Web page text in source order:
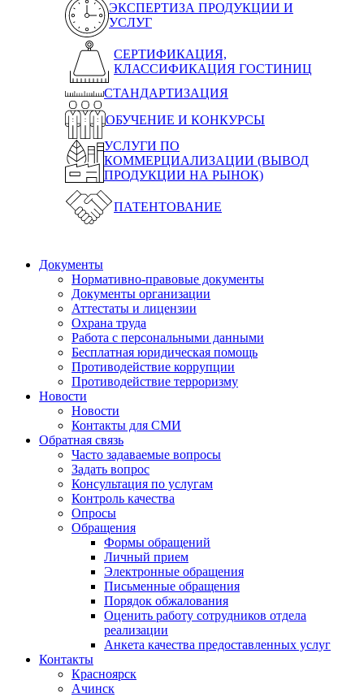
ЭКСПЕРТИЗА ПРОДУКЦИИ И
УСЛУГ
СЕРТИФИКАЦИЯ,
КЛАССИФИКАЦИЯ ГОСТИНИЦ
СТАНДАРТИЗАЦИЯ
ОБУЧЕНИЕ И КОНКУРСЫ
УСЛУГИ ПО
КОММЕРЦИАЛИЗАЦИИ (ВЫВОД
ПРОДУКЦИИ НА РЫНОК)
ПАТЕНТОВАНИЕ
Документы
Нормативно-правовые документы
Документы организации
Аттестаты и лицензии
Охрана труда
Работа с персональными данными
Бесплатная юридическая помощь
Противодействие коррупции
Противодействие терроризму
Новости
Новости
Контакты для СМИ
Обратная связь
Часто задаваемые вопросы
Задать вопрос
Консультация по услугам
Контроль качества
Опросы
Обращения
Формы обращений
Личный прием
Электронные обращения
Письменные обращения
Порядок обжалования
Оценить работу сотрудников отдела
реализации
Анкета качества предоставленных услуг
Контакты
Красноярск
Ачинск